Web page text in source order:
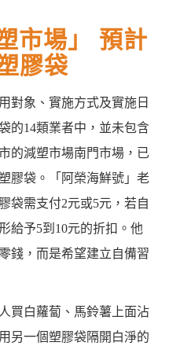
市場」 預計
膠袋
對象、實施方式及實施日
的14類業者中，並未包含
的減塑市場南門市場，已
膠袋。「阿榮海鮮號」老
袋需支付2元或5元，若自
給予5到10元的折扣。他
錢，而是希望建立自備習
買白蘿蔔、馬鈴薯上面沾
另一個塑膠袋隔開白淨的